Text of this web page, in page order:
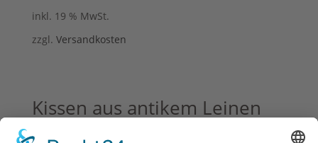
inkl. 19 % MwSt.
zzgl. Versandkosten
Kissen aus antikem Leinen
mit Hunde Druck @Claudia